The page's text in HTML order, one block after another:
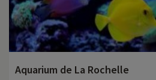
Aquarium de La Rochelle